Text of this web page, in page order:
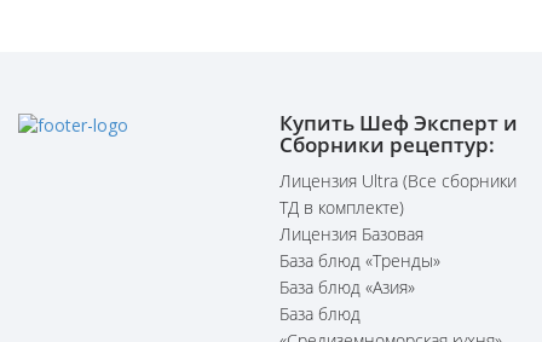
Купить Шеф Эксперт и
Сборники рецептур:
Лицензия Ultra (Все сборники
ТД в комплекте)
Лицензия Базовая
База блюд «Тренды»
База блюд «Азия»
База блюд